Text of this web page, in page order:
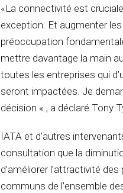
«La connectivité est
exception. Et augmenter
préoccupation
mettre davantage la main
toutes les entreprises qui
seront impactées. Je
décision « , a déclaré Tony
IATA et d’autres
consultation que la
d’améliorer l’attractivité
communs de l’ensemble